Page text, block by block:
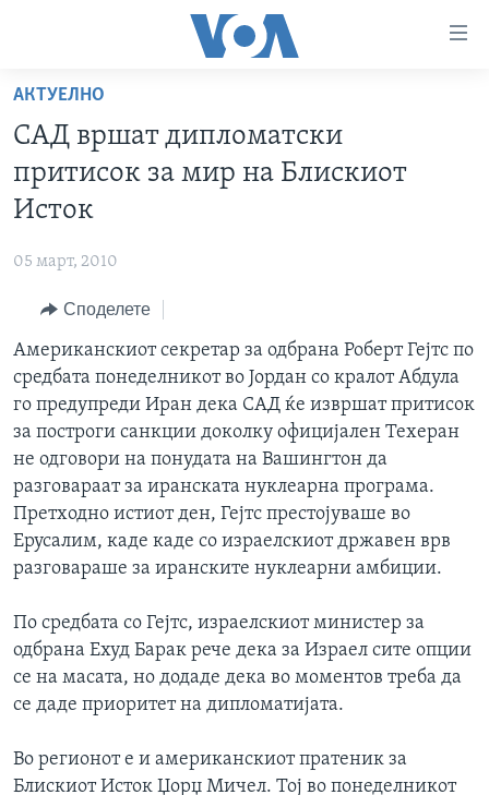
пристапност
Премини
на
главната
содржина
до
навигација
Пребарувај
РУБРИКИ
СВЕТ
ЕКОНОМИЈА
ПОЛИТИКА
ЗДРАВЈЕ
НАУКА
УМЕТНОСТ И ЗАБАВА
ИНТЕРВЈУА
ФОТОГАЛЕРИИ
АРХИВИРАНА ПРОГРАМА
NEWSFLASH - АРХИВА
ВЕСТИ ОД САД ВО МИНУТА - АРХИВА
ИЗБОРИ ВО САД 2020 - АРХИВА
ЗА НАС
Learning English
НАКУСО...
АКТУЕЛНО
САД вршат дипломатски
притисок за мир на Блискиот
Исток
05 март, 2010
Споделете
Американскиот секретар за одбрана Роберт Гејтс по
средбата понеделникот во Јордан со кралот Абдула
го предупреди Иран дека САД ќе извршат притисок
за построги санкции доколку официјален Техеран
не одговори на понудата на Вашингтон да
разговараат за иранската нуклеарна програма.
Претходно истиот ден, Гејтс престојуваше во
Ерусалим, каде каде со израелскиот државен врв
разговараше за иранските нуклеарни амбиции.
По средбата со Гејтс, израелскиот министер за
одбрана Ехуд Барак рече дека за Израел сите опции
се на масата, но додаде дека во моментов треба да
се даде приоритет на дипломатијата.
Во регионот е и американскиот пратеник за
Блискиот Исток Џорџ Мичел. Тој во понеделникот